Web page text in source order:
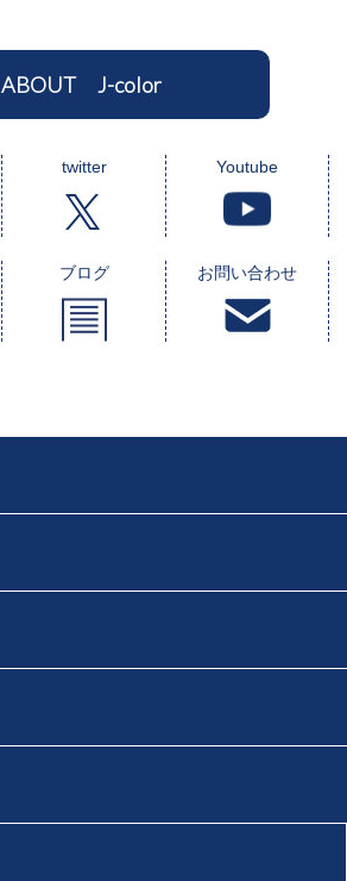
ABOUT J-color
twitter Youtube
ブログ お問い合わせ